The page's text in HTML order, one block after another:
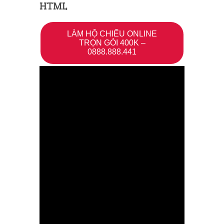
HTML
LÀM HỘ CHIẾU ONLINE
TRỌN GÓI 400K –
0888.888.441